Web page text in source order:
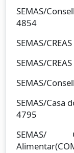
SEMAS/
4854
SEMAS/
SEMAS/
SEMAS/
SEMAS/Casa
4795
SEMAS/